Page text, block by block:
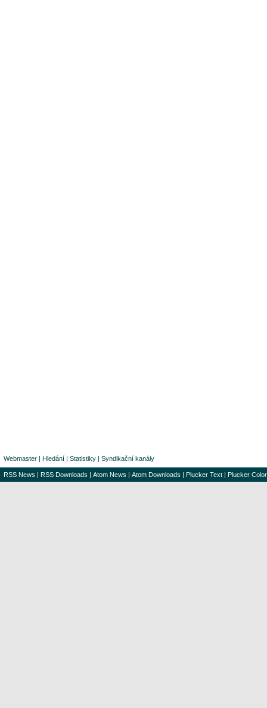
Webmaster | Hledání | Statistiky | Syndikační kanály
RSS News | RSS Downloads | Atom News | Atom Downloads | Plucker Text | Plucker Color